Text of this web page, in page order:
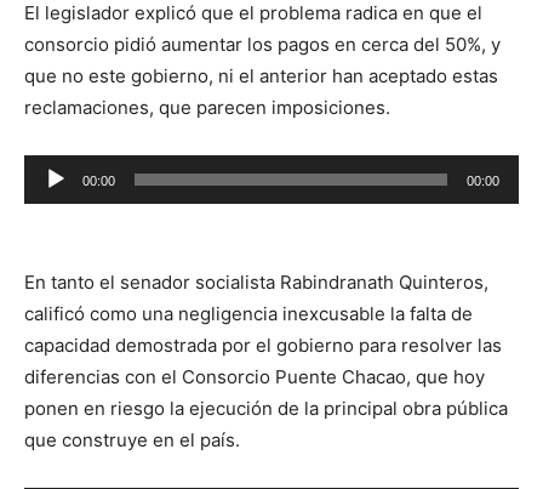
El legislador explicó que el problema radica en que el
consorcio pidió aumentar los pagos en cerca del 50%, y
que no este gobierno, ni el anterior han aceptado estas
reclamaciones, que parecen imposiciones.
Reproductor
de
00:00 00:00
En tanto el senador socialista Rabindranath Quinteros,
calificó como una negligencia inexcusable la falta de
capacidad demostrada por el gobierno para resolver las
diferencias con el Consorcio Puente Chacao, que hoy
ponen en riesgo la ejecución de la principal obra pública
que construye en el país.